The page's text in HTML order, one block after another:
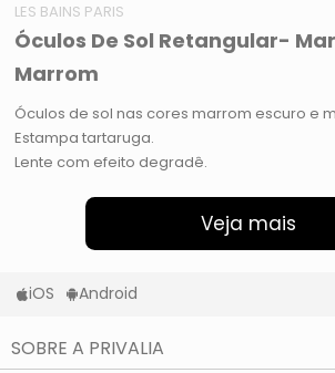
LES BAINS PARIS
Óculos De Sol Retangular-
Marrom
Óculos de sol nas cores marrom escuro e
Estampa tartaruga.
Lente com efeito degradê.
Veja mais
iOS Android
SOBRE A PRIVALIA